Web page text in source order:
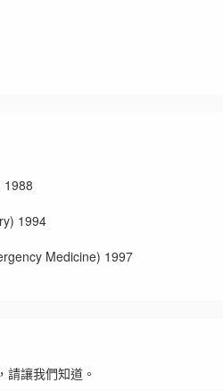
1988
1994
Medicine) 1997
讓我們知道。